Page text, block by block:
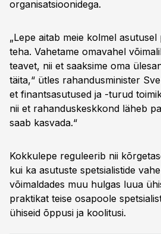
organisatsioonidega.
„Lepe aitab meie kolmel
teha. Vahetame omavahel
teavet, nii et saaksime oma
täita,“ ütles rahandusminister
et finantsasutused ja -turud
nii et rahanduskeskkond läheb
saab kasvada.“
Kokkulepe reguleerib nii
kui ka asutuste spetsialistide
võimaldades muu hulgas luua
praktikat teise osapoole
ühiseid õppusi ja koolitusi.